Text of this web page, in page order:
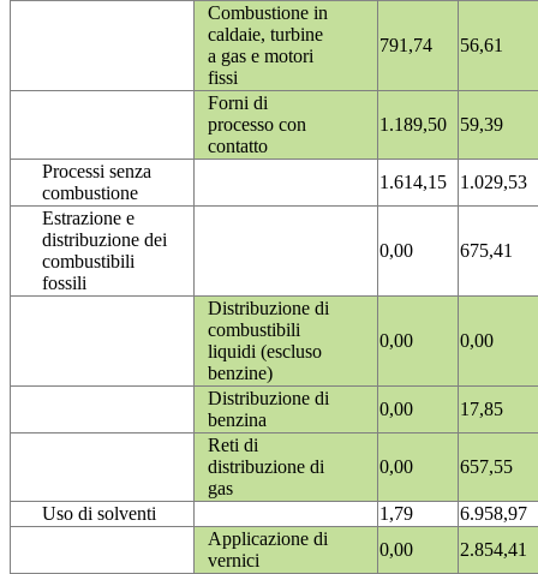
Combustione in
caldaie, turbine
a gas e motori
fissi
791,74 56,61
Forni di
processo con
contatto
1.189,50 59,39
Processi senza
combustione
1.614,15
1.029,53
Estrazione e
distribuzione dei
combustibili
fossili
0,00 675,41
Distribuzione di
combustibili
liquidi (escluso
benzine)
0,00 0,00
Distribuzione di
benzina
0,00
17,85
Reti di
distribuzione di
gas
0,00 657,55
Uso di solventi 1,79
6.958,97
Applicazione di
vernici
0,00
2.854,41